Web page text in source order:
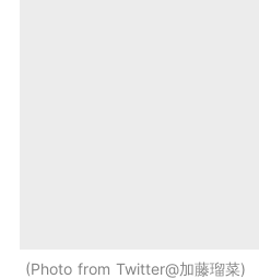
Photo from Twitter@加藤瑠菜